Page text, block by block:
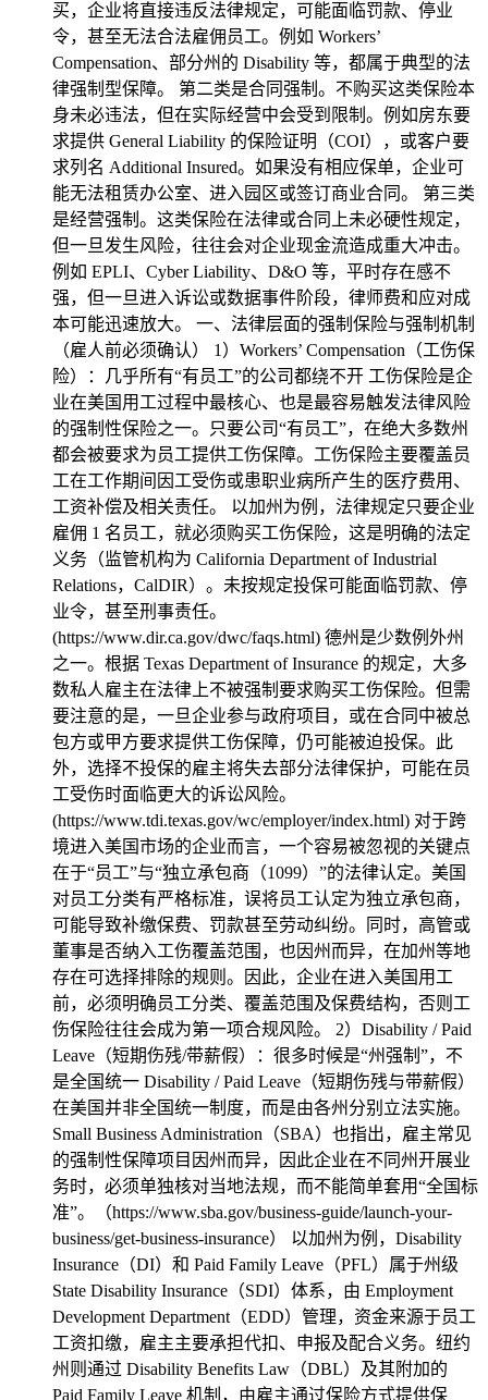
买，企业将直接违反法律规定，可能面临罚款、停业
令，甚至无法合法雇佣员工。例如 Workers’
Compensation、部分州的 Disability 等，都属于典型的法
律强制型保障。 第二类是合同强制。不购买这类保险本
身未必违法，但在实际经营中会受到限制。例如房东要
求提供 General Liability 的保险证明（COI），或客户要
求列名 Additional Insured。如果没有相应保单，企业可
能无法租赁办公室、进入园区或签订商业合同。 第三类
是经营强制。这类保险在法律或合同上未必硬性规定，
但一旦发生风险，往往会对企业现金流造成重大冲击。
例如 EPLI、Cyber Liability、D&O 等，平时存在感不
强，但一旦进入诉讼或数据事件阶段，律师费和应对成
本可能迅速放大。 一、法律层面的强制保险与强制机制
（雇人前必须确认） 1）Workers’ Compensation（工伤保
险）：几乎所有“有员工”的公司都绕不开 工伤保险是企
业在美国用工过程中最核心、也是最容易触发法律风险
的强制性保险之一。只要公司“有员工”，在绝大多数州
都会被要求为员工提供工伤保障。工伤保险主要覆盖员
工在工作期间因工受伤或患职业病所产生的医疗费用、
工资补偿及相关责任。 以加州为例，法律规定只要企业
雇佣 1 名员工，就必须购买工伤保险，这是明确的法定
义务（监管机构为 California Department of Industrial
Relations，CalDIR）。未按规定投保可能面临罚款、停
业令，甚至刑事责任。
(https://www.dir.ca.gov/dwc/faqs.html) 德州是少数例外州
之一。根据 Texas Department of Insurance 的规定，大多
数私人雇主在法律上不被强制要求购买工伤保险。但需
要注意的是，一旦企业参与政府项目，或在合同中被总
包方或甲方要求提供工伤保障，仍可能被迫投保。此
外，选择不投保的雇主将失去部分法律保护，可能在员
工受伤时面临更大的诉讼风险。
(https://www.tdi.texas.gov/wc/employer/index.html) 对于跨
境进入美国市场的企业而言，一个容易被忽视的关键点
在于“员工”与“独立承包商（1099）”的法律认定。美国
对员工分类有严格标准，误将员工认定为独立承包商，
可能导致补缴保费、罚款甚至劳动纠纷。同时，高管或
董事是否纳入工伤覆盖范围，也因州而异，在加州等地
存在可选择排除的规则。因此，企业在进入美国用工
前，必须明确员工分类、覆盖范围及保费结构，否则工
伤保险往往会成为第一项合规风险。 2）Disability / Paid
Leave（短期伤残/带薪假）：很多时候是“州强制”，不
是全国统一 Disability / Paid Leave（短期伤残与带薪假）
在美国并非全国统一制度，而是由各州分别立法实施。
Small Business Administration（SBA）也指出，雇主常见
的强制性保障项目因州而异，因此企业在不同州开展业
务时，必须单独核对当地法规，而不能简单套用“全国标
准”。（https://www.sba.gov/business-guide/launch-your-
business/get-business-insurance） 以加州为例，Disability
Insurance（DI）和 Paid Family Leave（PFL）属于州级
State Disability Insurance（SDI）体系，由 Employment
Development Department（EDD）管理，资金来源于员工
工资扣缴，雇主主要承担代扣、申报及配合义务。纽约
州则通过 Disability Benefits Law（DBL）及其附加的
Paid Family Leave 机制，由雇主通过保险方式提供保